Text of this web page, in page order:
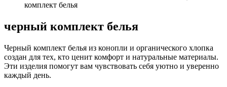
комплект белья
черный комплект белья
Черный комплект белья из конопли и органического хлопка
создан для тех, кто ценит комфорт и натуральные материалы.
Эти изделия помогут вам чувствовать себя уютно и уверенно
каждый день.